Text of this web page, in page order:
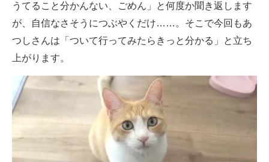
うてること分かんない、ごめん」と何度か聞き返します
が、自信なさそうにつぶやくだけ……。そこで今回もあ
つしさんは「ついて行ってみたらきっと分かる」と立ち
上がります。